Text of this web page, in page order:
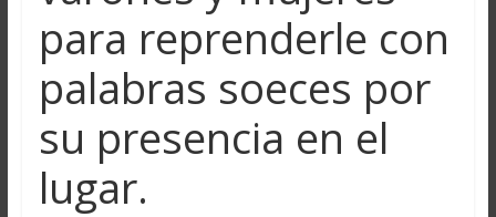
para reprenderle con
palabras soeces por
su presencia en el
lugar.